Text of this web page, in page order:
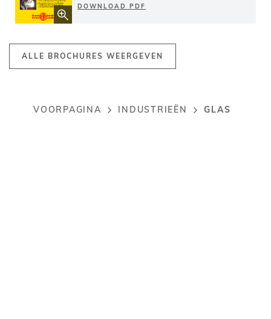
VOORPAGINA INDUSTRIEËN GLAS
ALLE BROCHURES WEERGEVEN
DOWNLOAD PDF